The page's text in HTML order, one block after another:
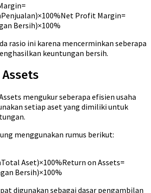
Net Profit Margin=
Bersih)×100%
rasio ini karena mencerminkan seberapa
keuntungan bersih.
mengukur seberapa efisien usaha
setiap aset yang dimiliki untuk
menggunakan rumus berikut:
Aset)×100%Return on Assets=
Bersih)×100%
digunakan sebagai dasar pengambilan